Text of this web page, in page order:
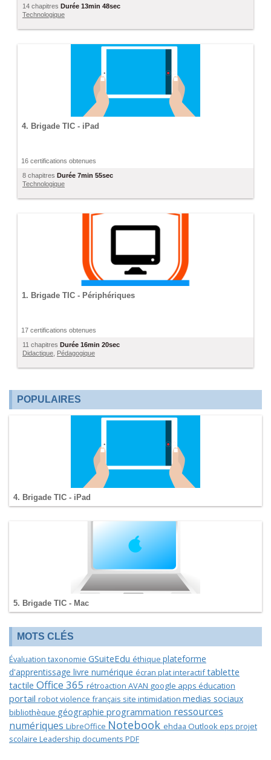
14 chapitres Durée 13min 48sec
Technologique
4. Brigade TIC - iPad
16 certifications obtenues
8 chapitres Durée 7min 55sec
Technologique
1. Brigade TIC - Périphériques
17 certifications obtenues
11 chapitres Durée 16min 20sec
Didactique Pédagogique
POPULAIRES
4. Brigade TIC - iPad
5. Brigade TIC - Mac
MOTS CLÉS
Évaluation taxonomie GSuiteEdu éthique plateforme
d'apprentissage livre numérique écran plat interactiftablette
tactile Office 365 rétroaction AVAN google apps éducation
portail robotviolence français site intimidation medias sociaux
bibliothèque géographie programmation ressources
numériques LibreOffice Notebook ehdaa Outlook eps projet
scolaire Leadership documents PDF